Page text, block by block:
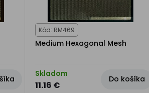
Kód: RM469
Medium Hexagonal Mesh
Skladom
11.16 €
Do košíka